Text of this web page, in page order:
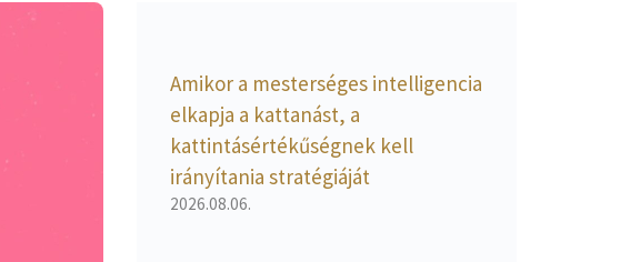
Amikor a mesterséges intelligencia
elkapja a kattanást, a
kattintásértékűségnek kell
irányítania stratégiáját
2026.08.06.